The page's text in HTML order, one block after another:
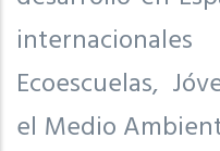
Ecoescuelas,
el Medio